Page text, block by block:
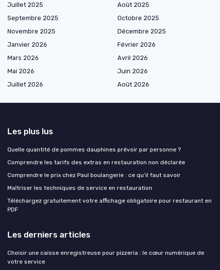
Juillet 2025
Août 2025
Septembre 2025
Octobre 2025
Novembre 2025
Décembre 2025
Janvier 2026
Février 2026
Mars 2026
Avril 2026
Mai 2026
Juin 2026
Juillet 2026
Août 2026
Les plus lus
Quelle quantité de pommes dauphines prévoir par personne ?
Comprendre les tarifs des extras en restauration non déclarée
Comprendre le prix chez Paul boulangerie : ce qu’il faut savoir
Maîtriser les techniques de service en restauration
Téléchargez gratuitement votre affichage obligatoire pour restaurant en
PDF
Les derniers articles
Choisir une caisse enregistreuse pour pizzeria : le cœur numérique de
votre service